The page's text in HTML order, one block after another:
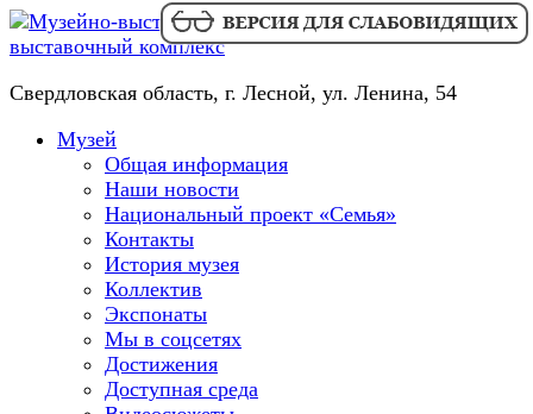
Skip
to
Музейно-
выставочный комплекс
Свердловская область, г. Лесной, ул. Ленина, 54
PrimaryМузей
Общая информация
Наши новости
Национальный проект «Семья»
Контакты
История музея
Коллектив
Экспонаты
Мы в соцсетях
Достижения
Доступная среда